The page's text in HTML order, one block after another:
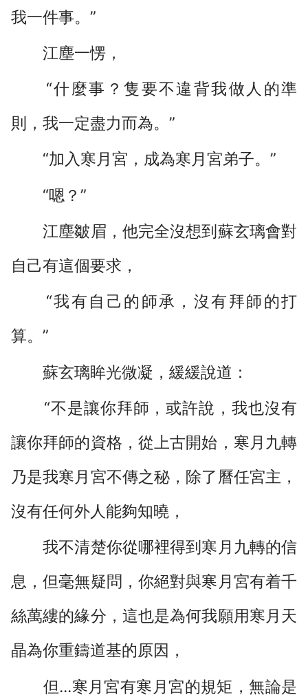
我一件事。”
江塵一愣，
“什麼事？隻要不違背我做人的準
則，我一定盡力而為。”
“加入寒月宮，成為寒月宮弟子。”
“嗯？”
江塵皺眉，他完全沒想到蘇玄璃會對
自己有這個要求，
“我有自己的師承，沒有拜師的打
算。”
蘇玄璃眸光微凝，緩緩說道：
“不是讓你拜師，或許說，我也沒有
讓你拜師的資格，從上古開始，寒月九轉
乃是我寒月宮不傳之秘，除了曆任宮主，
沒有任何外人能夠知曉，
我不清楚你從哪裡得到寒月九轉的信
息，但毫無疑問，你絕對與寒月宮有着千
絲萬縷的緣分，這也是為何我願用寒月天
晶為你重鑄道基的原因，
但...寒月宮有寒月宮的規矩，無論是